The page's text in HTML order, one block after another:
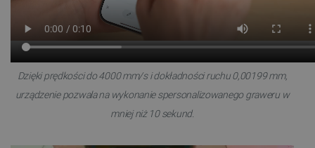
Dzięki prędkości do 4000 mm/s i dokładności ruchu 0,00199 mm,
urządzenie pozwala na wykonanie spersonalizowanego graweru w
mniej niż 10 sekund.